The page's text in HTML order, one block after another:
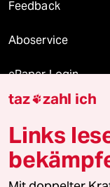
Feedback
Aboservice
ePaper Login
Downloads für
© 2026 taz Verlags
Alle Rechte
taz zahl ich
Links